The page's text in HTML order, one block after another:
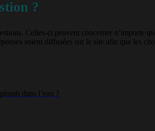
?
Celles-ci peuvent concerner n’importe
soient diffusées sur le site afin que les
dans l’eau ?